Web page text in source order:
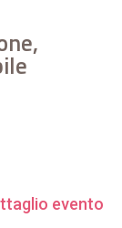
evento